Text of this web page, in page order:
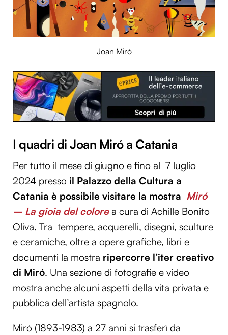
Joan Miró
I quadri di Joan Miró a Catania
Per tutto il mese di giugno e fino al 7 luglio
2024 presso il Palazzo della Cultura a
Catania è possibile visitare la mostra Miró
– La gioia del colorea cura di Achille Bonito
Oliva. Tra tempere, acquerelli, disegni, sculture
e ceramiche, oltre a opere grafiche, libri e
documenti la mostra ripercorre l’iter creativo
di Miró. Una sezione di fotografie e video
mostra anche alcuni aspetti della vita privata e
pubblica dell’artista spagnolo.
Miró (1893-1983) a 27 anni si trasferì da